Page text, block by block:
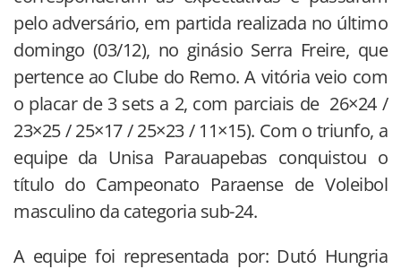
pelo adversário, em partida realizada no último
domingo (03/12), no ginásio Serra Freire, que
pertence ao Clube do Remo. A vitória veio com
o placar de 3 sets a 2, com parciais de 26×24 /
23×25 / 25×17 / 25×23 / 11×15). Com o triunfo, a
equipe da Unisa Parauapebas conquistou o
título do Campeonato Paraense de Voleibol
masculino da categoria sub-24.
A equipe foi representada por: Dutó Hungria